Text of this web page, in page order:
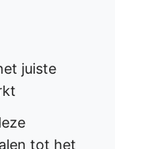
juiste
tot het